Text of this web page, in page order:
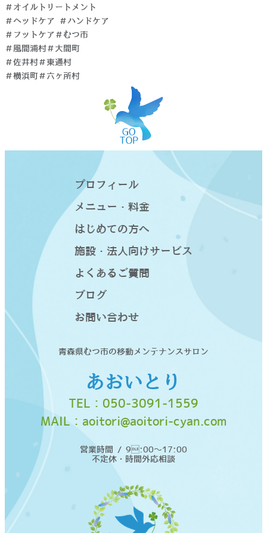
＃オイルトリートメント
＃ヘッドケア ＃ハンドケア
＃フットケア＃むつ市
＃風間浦村＃大間町
＃佐井村＃東通村
＃横浜町＃六ヶ所村
青森県むつ市の移動メンテナンスサロン
あおいとり
TEL： 050-3091-1559
MAIL： aoitori@aoitori-cyan.com
営業時間 / 9:00〜17:00
不定休・時間外応相談
プロフィール
メニュー・料金
はじめての方へ
施設・法人向けサービス
よくあるご質問
ブログ
お問い合わせ